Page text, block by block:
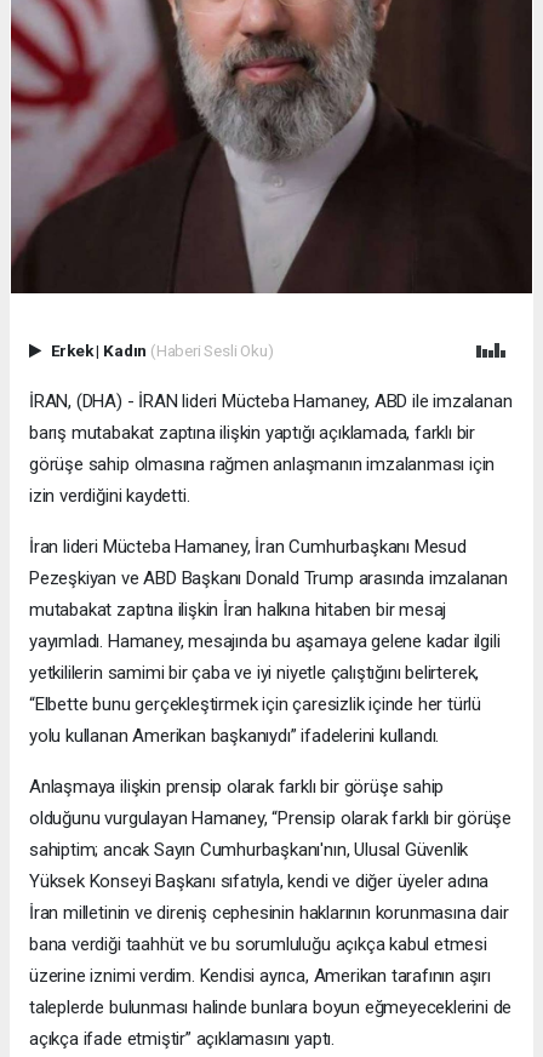
Erkek| Kadın (Haberi Sesli Oku)
İRAN, (DHA) - İRAN lideri Mücteba Hamaney, ABD ile imzalanan
barış mutabakat zaptına ilişkin yaptığı açıklamada, farklı bir
görüşe sahip olmasına rağmen anlaşmanın imzalanması için
izin verdiğini kaydetti.
İran lideri Mücteba Hamaney, İran Cumhurbaşkanı Mesud
Pezeşkiyan ve ABD Başkanı Donald Trump arasında imzalanan
mutabakat zaptına ilişkin İran halkına hitaben bir mesaj
yayımladı. Hamaney, mesajında bu aşamaya gelene kadar ilgili
yetkililerin samimi bir çaba ve iyi niyetle çalıştığını belirterek,
“Elbette bunu gerçekleştirmek için çaresizlik içinde her türlü
yolu kullanan Amerikan başkanıydı” ifadelerini kullandı.
Anlaşmaya ilişkin prensip olarak farklı bir görüşe sahip
olduğunu vurgulayan Hamaney, “Prensip olarak farklı bir görüşe
sahiptim; ancak Sayın Cumhurbaşkanı'nın, Ulusal Güvenlik
Yüksek Konseyi Başkanı sıfatıyla, kendi ve diğer üyeler adına
İran milletinin ve direniş cephesinin haklarının korunmasına dair
bana verdiği taahhüt ve bu sorumluluğu açıkça kabul etmesi
üzerine iznimi verdim. Kendisi ayrıca, Amerikan tarafının aşırı
taleplerde bulunması halinde bunlara boyun eğmeyeceklerini de
açıkça ifade etmiştir” açıklamasını yaptı.